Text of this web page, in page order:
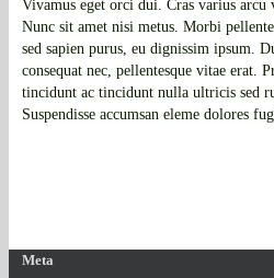
Vivamus eget orci dui. Cras varius arcu
Nunc sit amet nisi metus. Morbi
sed sapien purus, eu dignissim ipsum.
consequat nec, pellentesque vitae erat.
tincidunt ac tincidunt nulla ultricis sed
Suspendisse accumsan eleme dolores
Meta